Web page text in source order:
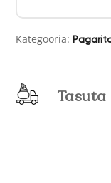
Kategooria: